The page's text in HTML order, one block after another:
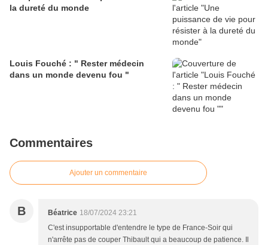
la dureté du monde
Louis Fouché : " Rester médecin
dans un monde devenu fou "
Commentaires
Ajouter un commentaire
B Béatrice 18/07/2024 23:21
C'est insupportable d'entendre le type de France-Soir qui
n'arrête pas de couper Thibault qui a beaucoup de patience. Il